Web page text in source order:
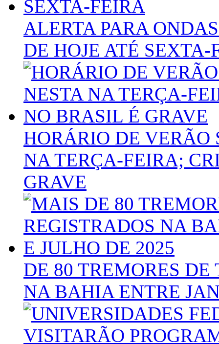
ALERTA PARA
DE HOJE ATÉ SEXTA-
HORÁRIO DE VERÃO
NA TERÇA-FEIRA;
GRAVE
DE 80 TREMORES
NA BAHIA ENTRE